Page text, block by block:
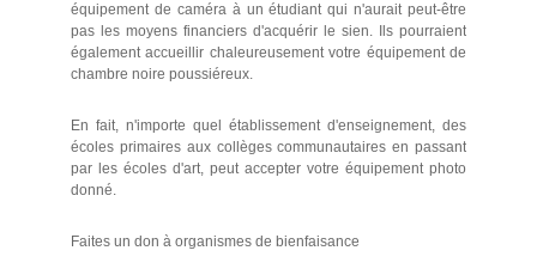
équipement de caméra à un étudiant qui n'aurait peut-être
pas les moyens financiers d'acquérir le sien. Ils pourraient
également accueillir chaleureusement votre équipement de
chambre noire poussiéreux.
En fait, n'importe quel établissement d'enseignement, des
écoles primaires aux collèges communautaires en passant
par les écoles d'art, peut accepter votre équipement photo
donné.
Faites un don à organismes de bienfaisance